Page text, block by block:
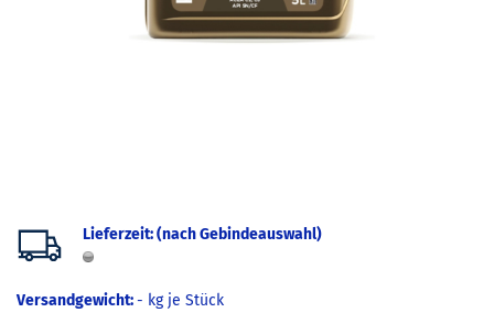
Lieferzeit: (nach Gebindeauswahl)
Versandgewicht:- kg je Stück